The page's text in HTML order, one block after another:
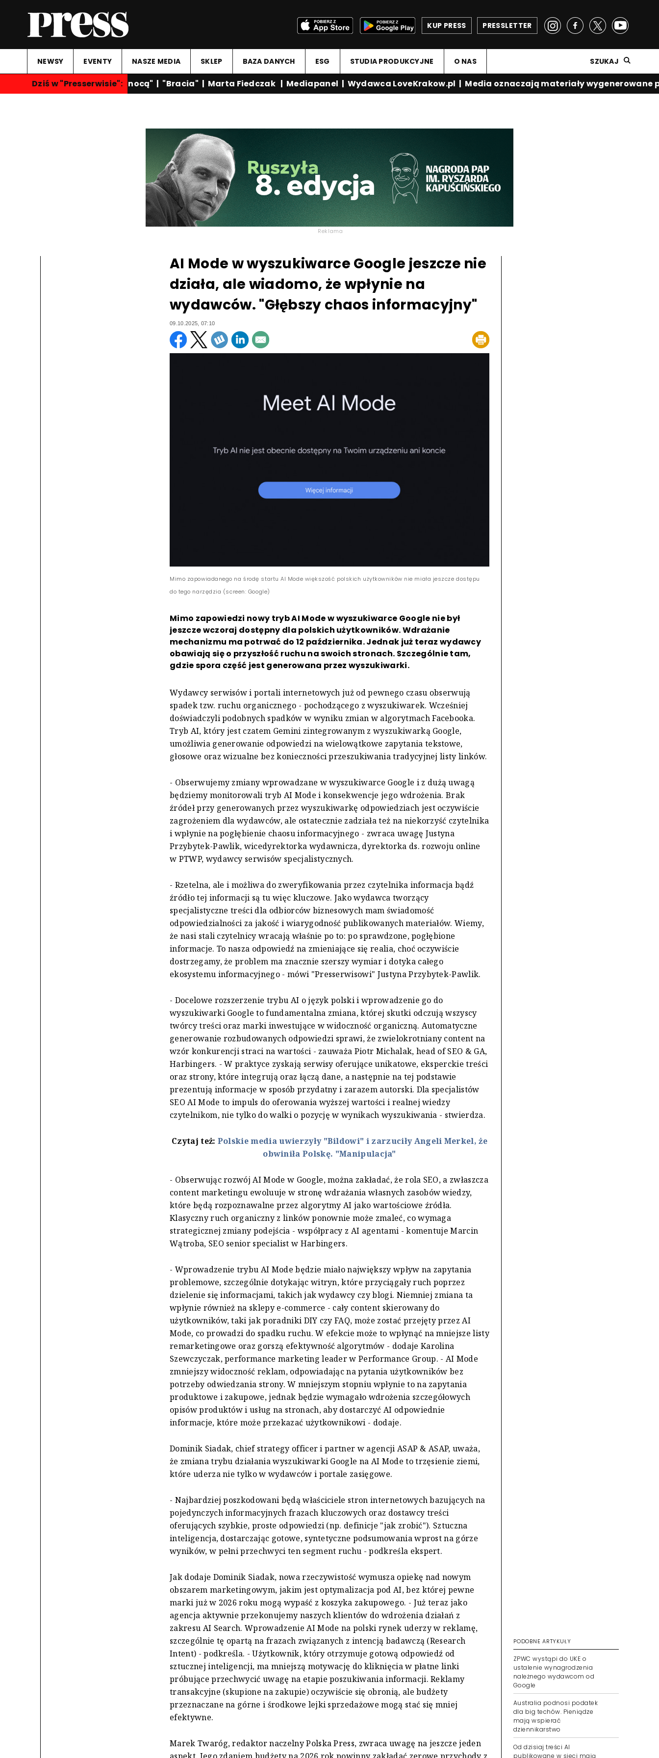
PRESSLETTER
KUP PRESS
NEWSY EVENTY NASZE MEDIA SKLEP BAZA DANYCH ESG STUDIA PRODUKCYJNE O NAS SZUKAJ
Dziś w "Presserwisie":
"Rozmowy nocą"|"Bracia"| Marta Fiedczak|Mediapanel| Wydawca LoveKrakow.pl|Media oznaczają materiały wygenerowane
Reklama
AI Mode w wyszukiwarce Google jeszcze nie
działa, ale wiadomo, że wpłynie na
wydawców. "Głębszy chaos informacyjny"
09.10.2025, 07:10
Mimo zapowiadanego na środę startu AI Mode większość polskich użytkowników nie miała jeszcze dostępu
do tego narzędzia (screen: Google)
Mimo zapowiedzi nowy tryb AI Mode w wyszukiwarce Google nie był
jeszcze wczoraj dostępny dla polskich użytkowników. Wdrażanie
mechanizmu ma potrwać do 12 października. Jednak już teraz wydawcy
obawiają się o przyszłość ruchu na swoich stronach. Szczególnie tam,
gdzie spora część jest generowana przez wyszukiwarki.
Wydawcy serwisów i portali internetowych już od pewnego czasu obserwują
spadek tzw. ruchu organicznego - pochodzącego z wyszukiwarek. Wcześniej
doświadczyli podobnych spadków w wyniku zmian w algorytmach Facebooka.
Tryb AI, który jest czatem Gemini zintegrowanym z wyszukiwarką Google,
umożliwia generowanie odpowiedzi na wielowątkowe zapytania tekstowe,
głosowe oraz wizualne bez konieczności przeszukiwania tradycyjnej listy linków.
- Obserwujemy zmiany wprowadzane w wyszukiwarce Google i z dużą uwagą
będziemy monitorowali tryb AI Mode i konsekwencje jego wdrożenia. Brak
źródeł przy generowanych przez wyszukiwarkę odpowiedziach jest oczywiście
zagrożeniem dla wydawców, ale ostatecznie zadziała też na niekorzyść czytelnika
i wpłynie na pogłębienie chaosu informacyjnego - zwraca uwagę Justyna
Przybytek-Pawlik, wicedyrektorka wydawnicza, dyrektorka ds. rozwoju online
w PTWP, wydawcy serwisów specjalistycznych.
- Rzetelna, ale i możliwa do zweryfikowania przez czytelnika informacja bądź
źródło tej informacji są tu więc kluczowe. Jako wydawca tworzący
specjalistyczne treści dla odbiorców biznesowych mam świadomość
odpowiedzialności za jakość i wiarygodność publikowanych materiałów. Wiemy,
że nasi stali czytelnicy wracają właśnie po to: po sprawdzone, pogłębione
informacje. To nasza odpowiedź na zmieniające się realia, choć oczywiście
dostrzegamy, że problem ma znacznie szerszy wymiar i dotyka całego
ekosystemu informacyjnego - mówi "Presserwisowi" Justyna Przybytek-Pawlik.
- Docelowe rozszerzenie trybu AI o język polski i wprowadzenie go do
wyszukiwarki Google to fundamentalna zmiana, której skutki odczują wszyscy
twórcy treści oraz marki inwestujące w widoczność organiczną. Automatyczne
generowanie rozbudowanych odpowiedzi sprawi, że zwielokrotniany content na
wzór konkurencji straci na wartości - zauważa Piotr Michalak, head of SEO & GA,
Harbingers. - W praktyce zyskają serwisy oferujące unikatowe, eksperckie treści
oraz strony, które integrują oraz łączą dane, a następnie na tej podstawie
prezentują informacje w sposób przydatny i zarazem autorski. Dla specjalistów
SEO AI Mode to impuls do oferowania wyższej wartości i realnej wiedzy
czytelnikom, nie tylko do walki o pozycję w wynikach wyszukiwania - stwierdza.
Czytaj też: Polskie media uwierzyły "Bildowi" i zarzuciły Angeli Merkel, że
obwiniła Polskę. "Manipulacja"
- Obserwując rozwój AI Mode w Google, można zakładać, że rola SEO, a zwłaszcza
content marketingu ewoluuje w stronę wdrażania własnych zasobów wiedzy,
które będą rozpoznawalne przez algorytmy AI jako wartościowe źródła.
Klasyczny ruch organiczny z linków ponownie może zmaleć, co wymaga
strategicznej zmiany podejścia - współpracy z AI agentami - komentuje Marcin
Wątroba, SEO senior specialist w Harbingers.
- Wprowadzenie trybu AI Mode będzie miało największy wpływ na zapytania
problemowe, szczególnie dotykając witryn, które przyciągały ruch poprzez
dzielenie się informacjami, takich jak wydawcy czy blogi. Niemniej zmiana ta
wpłynie również na sklepy e-commerce - cały content skierowany do
użytkowników, taki jak poradniki DIY czy FAQ, może zostać przejęty przez AI
Mode, co prowadzi do spadku ruchu. W efekcie może to wpłynąć na mniejsze listy
remarketingowe oraz gorszą efektywność algorytmów - dodaje Karolina
Szewczyczak, performance marketing leader w Performance Group. - AI Mode
zmniejszy widoczność reklam, odpowiadając na pytania użytkowników bez
potrzeby odwiedzania strony. W mniejszym stopniu wpłynie to na zapytania
produktowe i zakupowe, jednak będzie wymagało wdrożenia szczegółowych
opisów produktów i usług na stronach, aby dostarczyć AI odpowiednie
informacje, które może przekazać użytkownikowi - dodaje.
Dominik Siadak, chief strategy officer i partner w agencji ASAP & ASAP, uważa,
że zmiana trybu działania wyszukiwarki Google na AI Mode to trzęsienie ziemi,
które uderza nie tylko w wydawców i portale zasięgowe.
- Najbardziej poszkodowani będą właściciele stron internetowych bazujących na
pojedynczych informacyjnych frazach kluczowych oraz dostawcy treści
oferujących szybkie, proste odpowiedzi (np. definicje "jak zrobić"). Sztuczna
inteligencja, dostarczając gotowe, syntetyczne podsumowania wprost na górze
wyników, w pełni przechwyci ten segment ruchu - podkreśla ekspert.
Jak dodaje Dominik Siadak, nowa rzeczywistość wymusza opiekę nad nowym
obszarem marketingowym, jakim jest optymalizacja pod AI, bez której pewne
marki już w 2026 roku mogą wypaść z koszyka zakupowego. - Już teraz jako
agencja aktywnie przekonujemy naszych klientów do wdrożenia działań z
zakresu AI Search. Wprowadzenie AI Mode na polski rynek uderzy w reklamę,
szczególnie tę opartą na frazach związanych z intencją badawczą (Research
Intent) - podkreśla. - Użytkownik, który otrzymuje gotową odpowiedź od
sztucznej inteligencji, ma mniejszą motywację do kliknięcia w płatne linki
próbujące przechwycić uwagę na etapie poszukiwania informacji. Reklamy
transakcyjne (skupione na zakupie) oczywiście się obronią, ale budżety
przeznaczane na górne i środkowe lejki sprzedażowe mogą stać się mniej
efektywne.
Marek Twaróg, redaktor naczelny Polska Press, zwraca uwagę na jeszcze jeden
PODOBNE ARTYKUŁY
ZPWC wystąpi do UKE o
ustalenie wynagrodzenia
należnego wydawcom od
Google
Australia podnosi podatek
dla big techów. Pieniądze
mają wspierać
dziennikarstwo
Od dzisiaj treści AI
publikowane w sieci mają